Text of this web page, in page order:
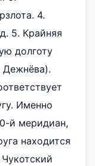
4.
5. Крайняя
долготу
Дежнёва).
Именно
й меридиан,
находится